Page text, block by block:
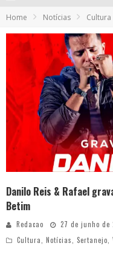
Home Notícias Cultura
Danilo Reis & Rafael
Betim
Redacao
27 de junho de
Cultura, Notícias, Sertanejo,